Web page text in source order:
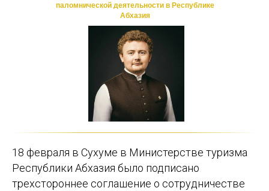
паломнической деятельности в Республике
Абхазия
18 февраля в Сухуме в Министерстве туризма
Республики Абхазия было подписано
трехстороннее соглашение о сотрудничестве